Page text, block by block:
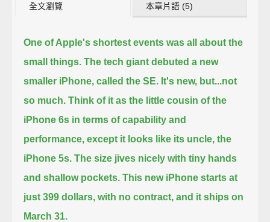
全文瀏覽 本章片語 (5)
One of Apple's shortest events was all about the
small things. The tech giant debuted a new
smaller iPhone, called the SE. It's new, but...not
so much. Think of it as the little cousin of the
iPhone 6s in terms of capability and
performance, except it looks like its uncle, the
iPhone 5s. The size jives nicely with tiny hands
and shallow pockets. This new iPhone starts at
just 399 dollars, with no contract, and it ships on
March 31.